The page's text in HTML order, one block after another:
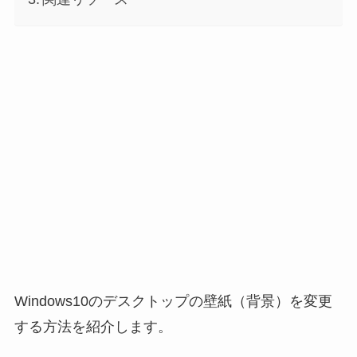
Windows10のデスクトップの壁紙（背景）を変更
する方法を紹介します。